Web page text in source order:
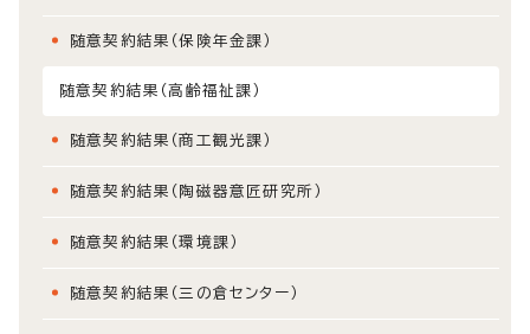
随意契約結果（保険年金課）
随意契約結果（高齢福祉課）
随意契約結果（商工観光課）
随意契約結果（陶磁器意匠研究所）
随意契約結果（環境課）
随意契約結果（三の倉センター）